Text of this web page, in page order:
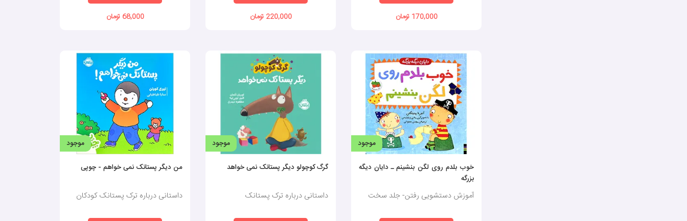
170,000 تومان 220,000 تومان 68,000 تومان
موجود
خوب بلدم روی لگن بنشینم ـ دایان دیگه
بزرگه
آموزش دستشویی رفتن- جلد سخت
موجود
گرگ کوچولو دیگر پستانک نمی خواهد
داستانی درباره ترک پستانک
موجود
من دیگر پستانک نمی خواهم - چوپی
داستانی درباره ترک پستانک کودکان